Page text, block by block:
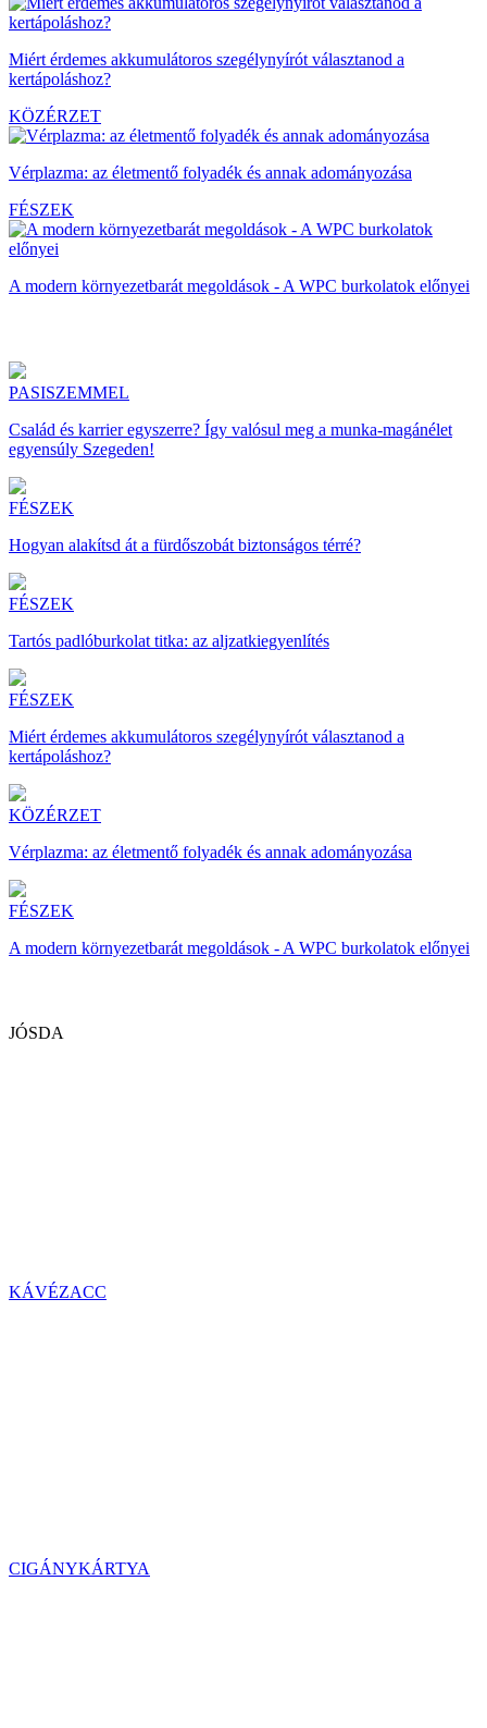
Miért érdemes akkumulátoros szegélynyírót választanod a
kertápoláshoz?
KÖZÉRZET
Vérplazma: az életmentő folyadék és annak adományozása
FÉSZEK
A modern környezetbarát megoldások - A WPC burkolatok előnyei
PASISZEMMEL
Család és karrier egyszerre? Így valósul meg a munka-magánélet
egyensúly Szegeden!
FÉSZEK
Hogyan alakítsd át a fürdőszobát biztonságos térré?
FÉSZEK
Tartós padlóburkolat titka: az aljzatkiegyenlítés
FÉSZEK
Miért érdemes akkumulátoros szegélynyírót választanod a
kertápoláshoz?
KÖZÉRZET
Vérplazma: az életmentő folyadék és annak adományozása
FÉSZEK
A modern környezetbarát megoldások - A WPC burkolatok előnyei
JÓSDA
KÁVÉZACC
CIGÁNYKÁRTYA